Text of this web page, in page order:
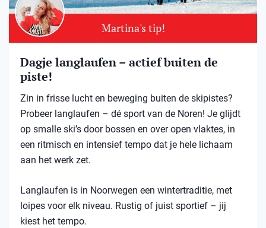
Martina's tip!
Dagje langlaufen – actief buiten de
piste!
Zin in frisse lucht en beweging buiten de skipistes?
Probeer langlaufen – dé sport van de Noren! Je glijdt
op smalle ski’s door bossen en over open vlaktes, in
een ritmisch en intensief tempo dat je hele lichaam
aan het werk zet.
Langlaufen is in Noorwegen een wintertraditie, met
loipes voor elk niveau. Rustig of juist sportief – jij
kiest het tempo.